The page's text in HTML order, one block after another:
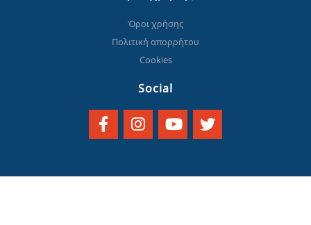
Όροι χρήσης
Πολιτική απορρήτου
Cookies
Social